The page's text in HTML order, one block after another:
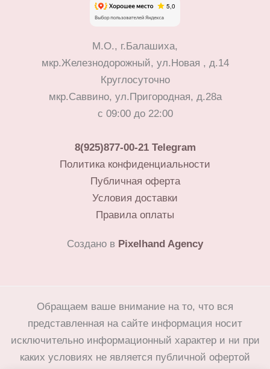
М.О., г.Балашиха,
мкр.Железнодорожный, ул.Новая , д.14
Круглосуточно
мкр.Саввино, ул.Пригородная, д.28а
с 09:00 до 22:00
8(925)877-00-21 Telegram
Политика конфиденциальности
Публичная оферта
Условия доставки
Правила оплаты
Создано в Pixelhand Agency
Обращаем ваше внимание на то, что вся
представленная на сайте информация носит
исключительно информационный характер и ни при
каких условиях не является публичной офертой